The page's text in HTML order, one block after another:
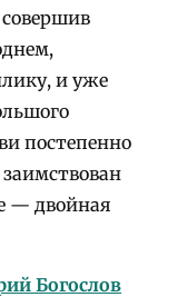
и уже
постепенно
— двойная
Богослов